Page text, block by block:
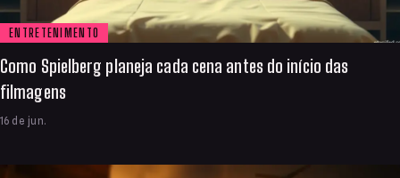
ENTRETENIMENTO
Como Spielberg planeja cada cena antes do início das
filmagens
16 de jun.